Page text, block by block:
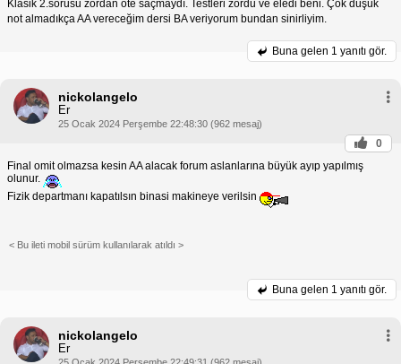
Klasik 2.sorusu zordan öte saçmaydı. Testleri zordu ve eledi beni. Çok düşük
not almadıkça AA vereceğim dersi BA veriyorum bundan sinirliyim.
Buna gelen 1 yanıtı gör.
nickolangelo
Er
25 Ocak 2024 Perşembe 22:48:30 (962 mesaj)
0
Final omit olmazsa kesin AA alacak forum aslanlarına büyük ayıp yapılmış
olunur.
Fizik departmanı kapatılsın binasi makineye verilsin
< Bu ileti mobil sürüm kullanılarak atıldı >
Buna gelen 1 yanıtı gör.
nickolangelo
Er